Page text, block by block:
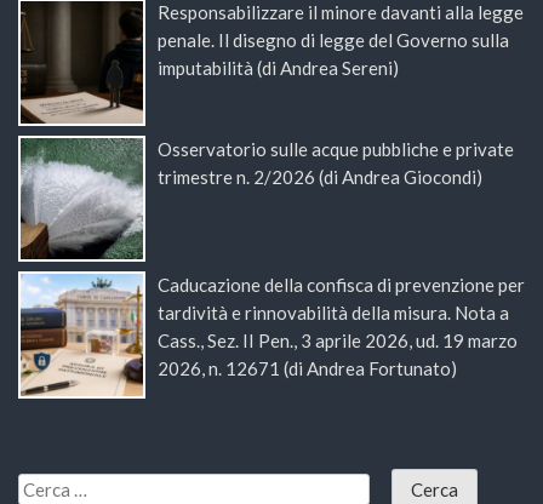
Responsabilizzare il minore davanti alla legge
penale. Il disegno di legge del Governo sulla
imputabilità (di Andrea Sereni)
Osservatorio sulle acque pubbliche e private
trimestre n. 2/2026 (di Andrea Giocondi)
Caducazione della confisca di prevenzione per
tardività e rinnovabilità della misura. Nota a
Cass., Sez. II Pen., 3 aprile 2026, ud. 19 marzo
2026, n. 12671 (di Andrea Fortunato)